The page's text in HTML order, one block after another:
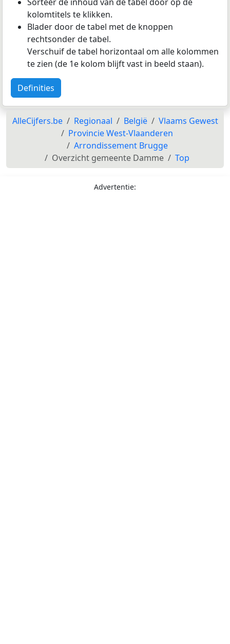
kolomtitels te klikken.
Blader door de tabel met de knoppen
rechtsonder de tabel.
Verschuif de tabel horizontaal om alle kolommen
te zien (de 1e kolom blijft vast in beeld staan).
Definities
AlleCijfers.be Regionaal België
Vlaams Gewest
Provincie West-Vlaanderen
Arrondissement Brugge
Overzicht gemeente Damme
Top
Advertentie: